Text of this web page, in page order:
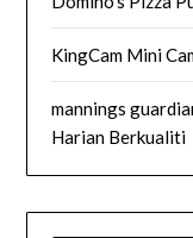
KingCam Mini
mannings
Harian Berkualiti